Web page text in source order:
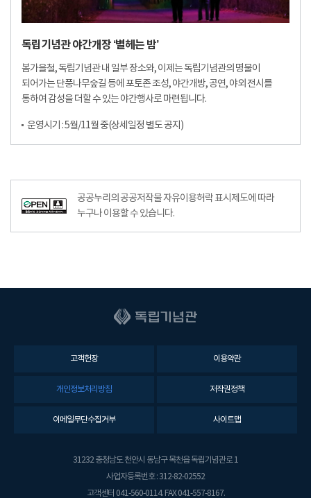
독립기념관 야간개장 ‘별헤는 밤’
봄가을철, 독립기념관 내 일부 장소와, 이제는 독립기념관의 명물이
되어가는 단풍나무숲길 등에 포토존 조성, 야간개방, 공연, 야외 전시를
통하여 감성을 더할 수 있는 야간행사로 마련됩니다.
운영시기 : 5월/11월 중(상세일정 별도 공지)
공공누리의 공공저작물 자유이용허락 표시제도에 따라
누구나 이용할 수 있습니다.
고객헌장 이용약관
개인정보처리방침 저작권정책
이메일무단수집거부 사이트맵
31232 충청남도 천안시 동남구 목천읍 독립기념관로 1
사업자등록번호 : 312-82-02552
고객센터 041-560-0114. FAX 041-557-8167.